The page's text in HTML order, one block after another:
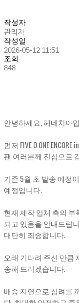
작성자
관리자
작성일
2026-05-12 11:51
조회
848
안녕하세요, 헤네치아
먼저 FIVE O ONE
팬 여러분께 진심으로
기존 5월 초 발송 예정
예정입니다.
현재 제작 업체 측의
되고 있음을 안내드립
대단히 죄송합니다.
오래 기다려 주신 만큼
송해 드리겠습니다.
배송 지연으로 심려를